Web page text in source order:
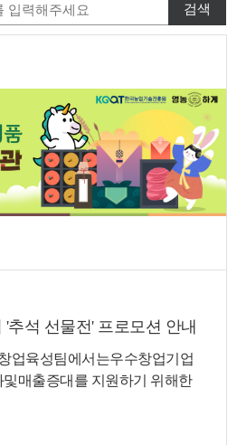
색
창
그
인
체
검색
추석 선물전' 프로모션 안내
업육성팀에서는우수창업기업
매출증대를 지원하기 위해한